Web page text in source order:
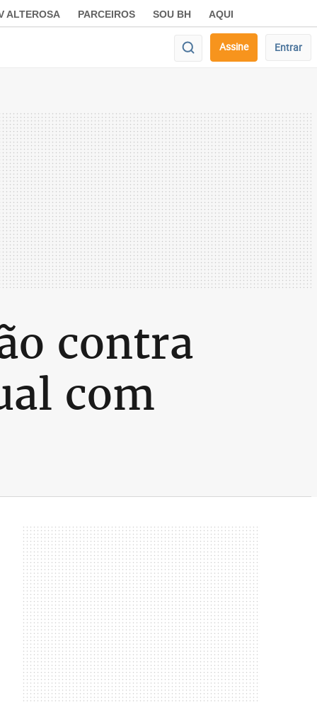
ALTEROSA PARCEIROS SOU BH AQUI
Assine Entrar
contra
com